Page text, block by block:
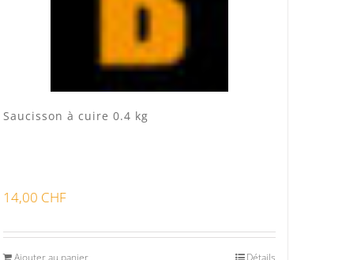
Spécialité vaudoises(3)
Saucisson à cuire 0.4 kg
14,00 CHF
Ajouter au panier Détails